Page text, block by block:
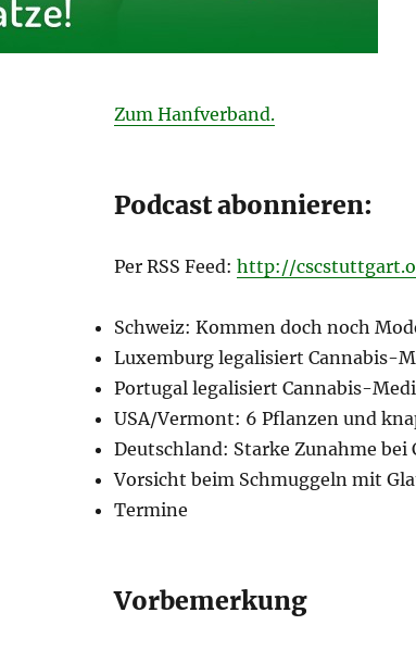
Zum Hanfverband.
Podcast abonnieren:
Per RSS Feed: http://
Schweiz: Kommen doch noch
Luxemburg legalisiert Cannabis-
Portugal legalisiert Cannabis-
USA/Vermont: 6 Pflanzen und
Deutschland: Starke Zunahme bei
Vorsicht beim Schmuggeln mit
Termine
Vorbemerkung